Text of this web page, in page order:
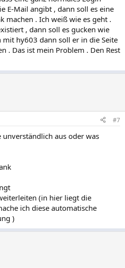
E-Mail angibt , dann soll es eine
machen . Ich weiß wie es geht .
, dann soll es gucken wie
mit hy603 dann soll er in die Seite
. Das ist mein Problem . Den Rest
#7
aus oder was
(in hier liegt die
ich diese automatische
)